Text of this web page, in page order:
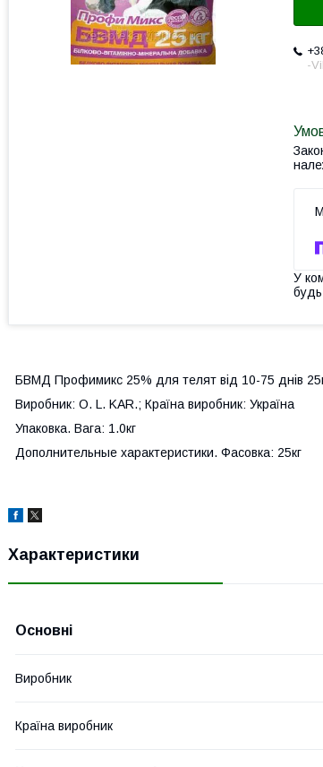
-
У
БВМД Профимикс 25% для телят від 10-75 днів
Виробник: O. L. KAR.; Країна виробник: Україна
Упаковка. Вага: 1.0кг
Дополнительные характеристики. Фасовка: 25кг
Характеристики
Основні
Виробник
Країна виробник